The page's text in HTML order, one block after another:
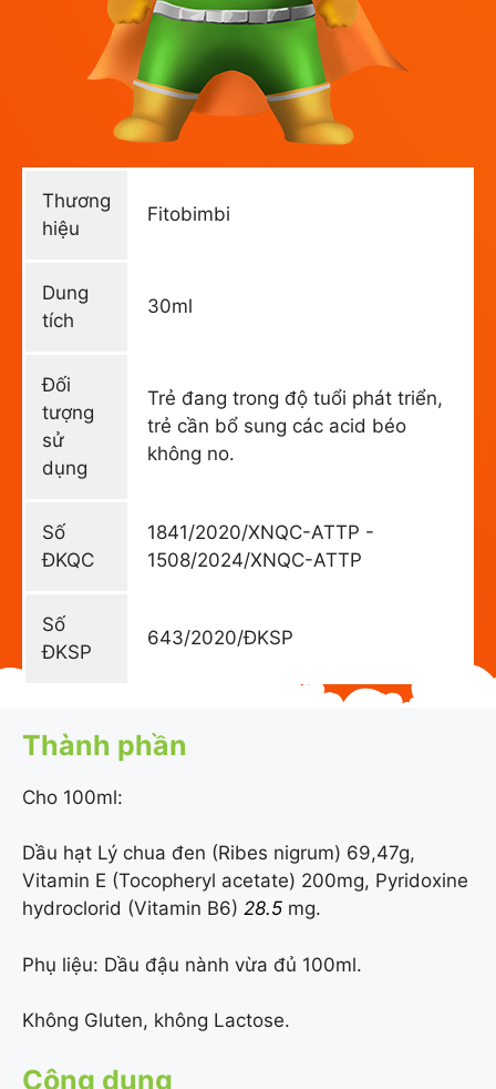
Thương
hiệu
Fitobimbi
Dung
tích
30ml
Đối
tượng
sử
dụng
Trẻ đang trong độ tuổi phát triển,
trẻ cần bổ sung các acid béo
không no.
Số
ĐKQC
1841/2020/XNQC-ATTP -
1508/2024/XNQC-ATTP
Số
ĐKSP
643/2020/ĐKSP
Thành phần
Cho 100ml:
Dầu hạt Lý chua đen (Ribes nigrum) 69,47g,
Vitamin E (Tocopheryl acetate) 200mg, Pyridoxine
hydroclorid (Vitamin B6) 28.5 mg.
Phụ liệu: Dầu đậu nành vừa đủ 100ml.
Không Gluten, không Lactose.
Công dụng